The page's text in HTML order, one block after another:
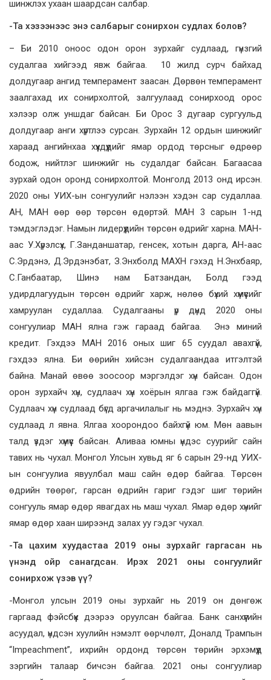
шинжлэх ухаан шаардсан салбар.
-Та хэзээнээс энэ салбарыг сонирхон судлах болов?
– Би 2010 оноос одон орон зурхайг судлаад, гүнзгий
судалгаа хийгээд явж байгаа. 10 жилд сурч байхад
долдугаар ангид темперамент заасан. Дөрвөн темперамент
заалгахад их сонирхолтой, залгуулаад сонирхоод орос
хэлээр олж уншдаг байсан. Би Орос 3 дугаар сургуульд
долдугаар анги хүртлээ сурсан. Зурхайн 12 ордын шинжийг
хараад ангийнхаа хүүхдүүдийг ямар ордод төрсныг өдрөөр
бодож, нийтлэг шинжийг нь судалдаг байсан. Багаасаа
зурхай одон оронд сонирхолтой. Монголд 2013 онд ирсэн.
2020 оны УИХ-ын сонгуулийг нэлээн хэдэн сар судаллаа.
АН, МАН өөр өөр төрсөн өдөртэй. МАН 3 сарын 1-нд
тэмдэглэдэг. Намын лидерүүдийн төрсөн өдрийг харна. МАН-
аас У.Хүрэлсүх, Г.Занданшатар, генсек, хотын дарга, АН-аас
С.Эрдэнэ, Д.Эрдэнэбат, З.Энхболд МАХН гэхэд Н.Энхбаяр,
С.Ганбаатар, Шинэ нам Батзандан, Болд гээд
удирдлагуудын төрсөн өдрийг харж, нөлөө бүхий хүмүүсийг
хамруулан судаллаа. Судалгааны үр дүнд 2020 оны
сонгуулиар МАН ялна гэж гараад байгаа. Энэ миний
кредит. Гэхдээ МАН 2016 оных шиг 65 суудал авахгүй,
гэхдээ ялна. Би өөрийн хийсэн судалгаандаа итгэлтэй
байна. Манай өвөө зоосоор мэргэлдэг хүн байсан. Одон
орон зурхайч хүн, судлаач хүн хоёрын ялгаа гэж байдаггүй.
Судлаач хүн судлаад бүгд аргачилалыг нь мэднэ. Зурхайч хүн
судлаад л явна. Ялгаа хоорондоо байхгүй юм. Мөн аавын
талд үздэг хүмүүс байсан. Аливаа юмны үндэс суурийг сайн
тавих нь чухал. Монгол Улсын хувьд яг 6 сарын 29-нд УИХ-
ын сонгуулиа явуулбал маш сайн өдөр байгаа. Төрсөн
өдрийн төөрөг, гарсан өдрийн гариг гэдэг шиг төрийн
сонгууль ямар өдөр явагдах нь маш чухал. Ямар өдөр хүнийг
ямар өдөр хаан ширээнд залах уу гэдэг чухал.
-Та цахим хуудастаа 2019 оны зурхайг гаргасан нь
үнэнд ойр санагдсан. Ирэх 2021 оны сонгуулийг
сонирхож үзэв үү?
-Монгол улсын 2019 оны зурхайг нь 2019 он дөнгөж
гаргаад фэйсбүүк дээрээ оруулсан байгаа. Банк санхүүгийн
асуудал, үндсэн хуулийн нэмэлт өөрчлөлт, Доналд Трампын
“Impeachment”, ихрийн ордонд төрсөн төрийн эрхэмүүд
зэргийн талаар бичсэн байгаа. 2021 оны сонгуулиар